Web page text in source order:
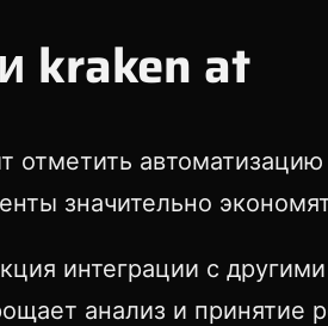
kraken at
значительно
интеграции с
анализ и принятие